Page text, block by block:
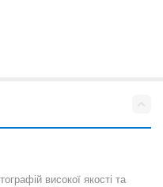
високої якості та